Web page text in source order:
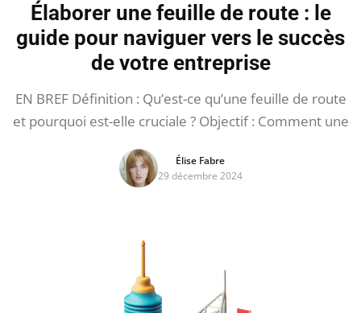
Élaborer une feuille de route : le
guide pour naviguer vers le succès
de votre entreprise
EN BREF Définition : Qu’est-ce qu’une feuille de route
et pourquoi est-elle cruciale ? Objectif : Comment une
Élise Fabre
29 décembre 2024